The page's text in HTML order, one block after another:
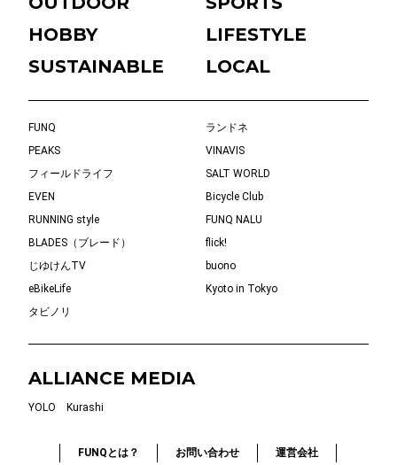
HOBBY
LIFESTYLE
SUSTAINABLE
LOCAL
FUNQ
ランドネ
PEAKS
VINAVIS
フィールドライフ
SALT WORLD
EVEN
Bicycle Club
RUNNING style
FUNQ NALU
BLADES（ブレード）
flick!
じゆけんTV
buono
eBikeLife
Kyoto in Tokyo
タビノリ
ALLIANCE MEDIA
YOLO Kurashi
FUNQとは？ お問い合わせ 運営会社